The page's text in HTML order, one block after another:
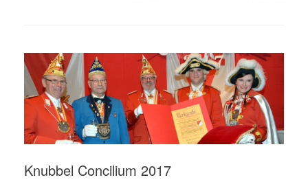
Knubbel Concilium 2017